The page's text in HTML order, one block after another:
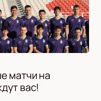
матчи на
вас!